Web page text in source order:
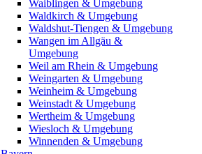
Waiblingen & Umgebung
Waldkirch & Umgebung
Waldshut-Tiengen & Umgebung
Wangen im Allgäu &
Umgebung
Weil am Rhein & Umgebung
Weingarten & Umgebung
Weinheim & Umgebung
Weinstadt & Umgebung
Wertheim & Umgebung
Wiesloch & Umgebung
Winnenden & Umgebung